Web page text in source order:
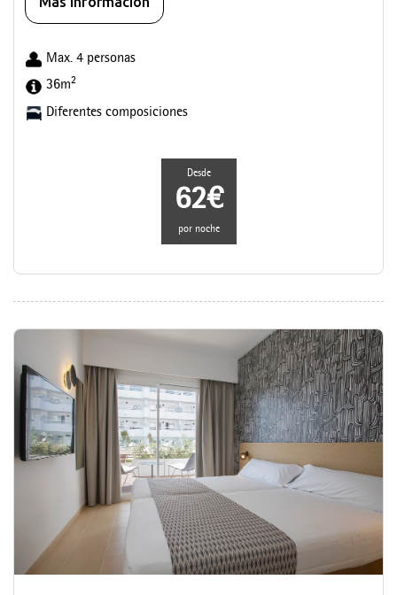
Max. 4 personas
36m2
Diferentes composiciones
Desde
62€
por noche